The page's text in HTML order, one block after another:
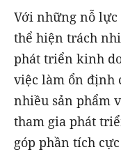
Với những nỗ lực
thể hiện trách
phát triển kinh
việc làm ổn định
nhiều sản phẩm
tham gia phát
góp phần tích